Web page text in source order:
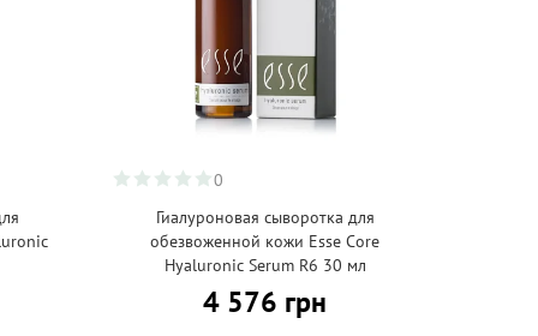
0
Гиалуроновая сыворотка для
обезвоженной кожи Esse Core
Hyaluronic Serum R6 30 мл
4 576 грн